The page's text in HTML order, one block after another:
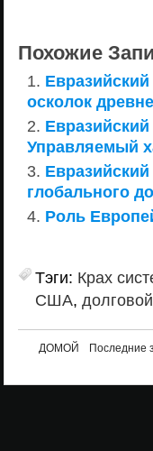
Похожие
осколок
Управляемый
глобального
Роль
Тэги: Крах
США,
ДОМОЙ Последние